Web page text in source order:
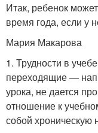
Итак, ребенок
время года, если у
Мария Макарова
1. Трудности в
переходящие —
урока, не дается
отношение к
собой хроническую